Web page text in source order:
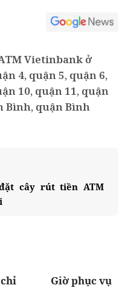
Vietinbank ở
4, quận 5, quận 6,
10, quận 11, quận
Bình, quận Bình
cây rút tiền ATM
Giờ phục vụ